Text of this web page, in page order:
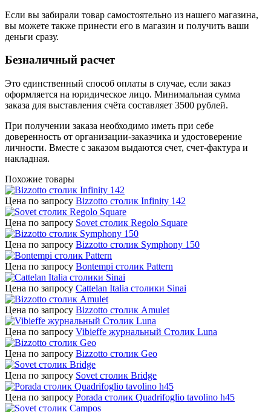
Если вы забирали товар самостоятельно из нашего магазина,
вы можете также принести его в магазин и получить ваши
деньги сразу.
Безналичный расчет
Это единственный способ оплаты в случае, если заказ
оформляется на юридическое лицо. Минимальная сумма
заказа для выставления счёта составляет 3500 рублей.
При получении заказа необходимо иметь при себе
доверенность от организации-заказчика и удостоверение
личности. Вместе с заказом выдаются счет, счет-фактура и
накладная.
Похожие товары
Цена по запросу Bizzotto столик Infinity 142
Цена по запросу Sovet столик Regolo Square
Цена по запросу Bizzotto столик Symphony 150
Цена по запросу Bontempi столик Pattern
Цена по запросу Cattelan Italia столики Sinai
Цена по запросу Bizzotto столик Amulet
Цена по запросу Vibieffe журнальный Столик Luna
Цена по запросу Bizzotto столик Geo
Цена по запросу Sovet столик Bridge
Цена по запросу Porada столик Quadrifoglio tavolino h45